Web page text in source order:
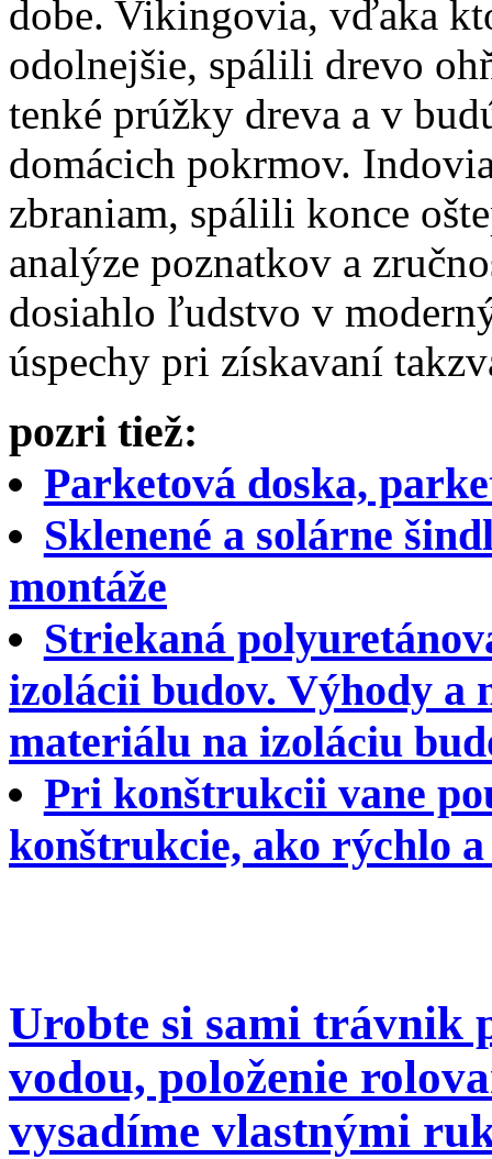
dobe. Vikingovia, vďaka
odolnejšie, spálili drevo
tenké prúžky dreva a v
domácich pokrmov.
zbraniam, spálili konce
analýze poznatkov a
dosiahlo ľudstvo v
úspechy pri získavaní
pozri tiež:
Parketová doska,
Sklenené a solárne
montáže
Striekaná
izolácii budov. Výhody a
materiálu na izoláciu
Pri konštrukcii vane
konštrukcie, ako rýchlo
Urobte si sami trávnik
vodou, položenie
vysadíme vlastnými